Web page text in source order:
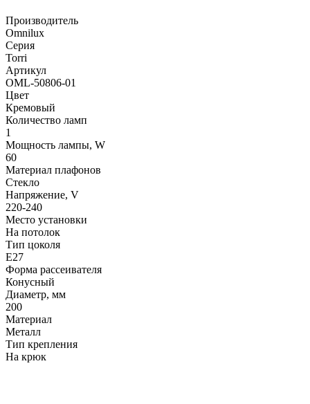
Производитель
Omnilux
Серия
Torri
Артикул
OML-50806-01
Цвет
Кремовый
Количество ламп
1
Мощность лампы, W
60
Материал плафонов
Стекло
Напряжение, V
220-240
Место установки
На потолок
Тип цоколя
E27
Форма рассеивателя
Конусный
Диаметр, мм
200
Материал
Металл
Тип крепления
На крюк